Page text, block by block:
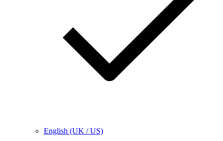
English (UK / US)